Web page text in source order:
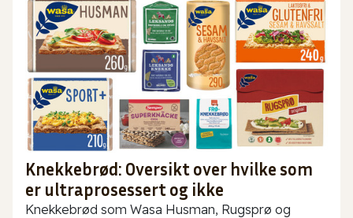
Knekkebrød: Oversikt over hvilke som
er ultraprosessert og ikke
Knekkebrød som Wasa Husman, Rugsprø og